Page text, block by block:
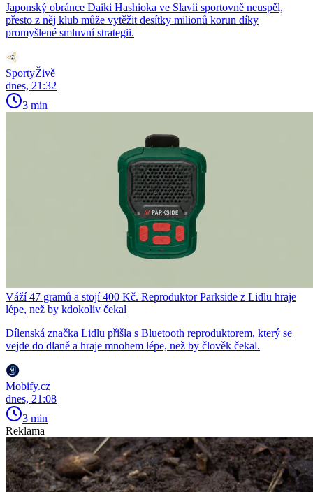
Japonský obránce Daiki Hashioka ve Slavii sportovně neuspěl,
přesto z něj klub může vytěžit desítky milionů korun díky
promyšlené smluvní strategii.
SportyŽivě
dnes, 21:32
3 min
Váží 47 gramů a stojí 400 Kč. Reproduktor Parkside z Lidlu hraje
lépe, než by kdokoliv čekal
Dílenská značka Lidlu přišla s Bluetooth reproduktorem, který se
vejde do dlaně a hraje mnohem lépe, než by člověk čekal.
Mobify.cz
dnes, 21:08
3 min
Reklama